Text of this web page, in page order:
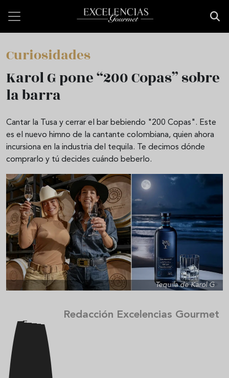
Curiosidades
Karol G pone “200 Copas” sobre
la barra
Cantar la Tusa y cerrar el bar bebiendo "200 Copas". Este
es el nuevo himno de la cantante colombiana, quien ahora
incursiona en la industria del tequila. Te decimos dónde
comprarlo y tú decides cuándo beberlo.
Tequila de Karol G
Redacción Excelencias Gourmet